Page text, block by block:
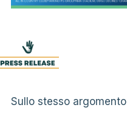
Sullo stesso argomento